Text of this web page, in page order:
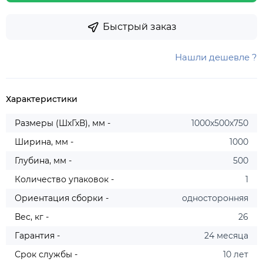
Быстрый заказ
Нашли дешевле ?
Характеристики
Размеры (ШхГхВ), мм -
1000х500х750
Ширина, мм -
1000
Глубина, мм -
500
Количество упаковок -
1
Ориентация сборки -
односторонняя
Вес, кг -
26
Гарантия -
24 месяца
Срок службы -
10 лет